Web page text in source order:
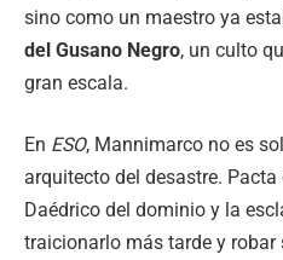
sino como un maestro ya
del Gusano Negro, un culto
gran escala.
En ESO, Mannimarco no es
arquitecto del desastre. Pacta
Daédrico del dominio y la
traicionarlo más tarde y robar